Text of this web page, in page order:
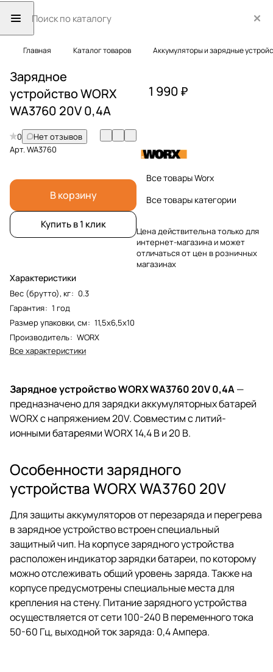
Главная Каталог товаров Аккумуляторы и зарядные
Зарядное
устройство WORX
WA3760 20V 0,4А
0
Нет отзывов
Арт.WA3760
В корзину
Купить в 1 клик
Характеристики
Вес (брутто), кг: 0.3
Гарантия: 1 год
Размер упаковки, см: 11,5х6,5х10
Производитель: WORX
Все характеристики
1 990 ₽
Все товары Worx
Все товары категории
Цена действительна только для
интернет-магазина и может
отличаться от цен в розничных
магазинах
Зарядное устройство WORX WA3760 20V 0,4А—
предназначено для зарядки аккумуляторных батарей
WORX с напряжением 20V. Совместим с литий-
ионными батареями WORX 14,4 В и 20 В.
Особенности зарядного
устройства WORX WA3760 20V
Для защиты аккумуляторов от перезаряда и перегрева
в зарядное устройство встроен специальный
защитный чип. На корпусе зарядного устройства
расположен индикатор зарядки батареи, по которому
можно отслеживать общий уровень заряда. Также на
корпусе предусмотрены специальные места для
крепления на стену. Питание зарядного устройства
осуществляется от сети 100-240 В переменного тока
50-60 Гц, выходной ток заряда: 0,4 Ампера.